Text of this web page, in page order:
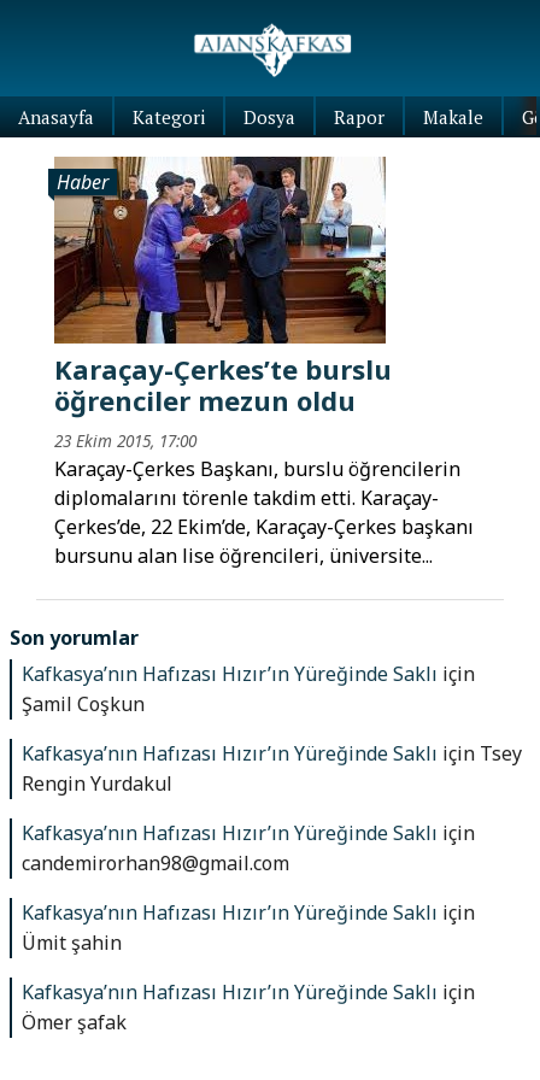
Anasayfa Kategori Dosya Rapor Makale
Haber
Karaçay-Çerkes’te burslu
öğrenciler mezun oldu
23 Ekim 2015, 17:00
Karaçay-Çerkes Başkanı, burslu öğrencilerin
diplomalarını törenle takdim etti. Karaçay-
Çerkes’de, 22 Ekim’de, Karaçay-Çerkes başkanı
bursunu alan lise öğrencileri, üniversite...
Son yorumlar
Kafkasya’nın Hafızası Hızır’ın Yüreğinde Saklı için
Şamil Coşkun
Kafkasya’nın Hafızası Hızır’ın Yüreğinde Saklı için Tsey
Rengin Yurdakul
Kafkasya’nın Hafızası Hızır’ın Yüreğinde Saklı için
candemirorhan98@gmail.com
Kafkasya’nın Hafızası Hızır’ın Yüreğinde Saklı için
Ümit şahin
Kafkasya’nın Hafızası Hızır’ın Yüreğinde Saklı için
Ömer şafak